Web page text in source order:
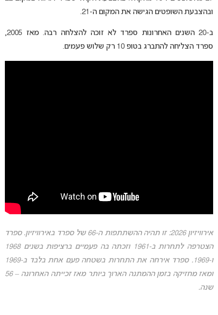
ובהצבעת השופטים הגישה את המקום ה-21.
ב-20 השנים האחרונות ספרד לא זוכה להצלחה רבה. מאז 2005,
ספרד הצליחה להתברג בטופ 10 רק שלוש פעמים.
אירוויזיון 2026: זו תהיה ההשתתפות ה-66 של ספרד באירוויזיון. ספרד
הצטרפה לתחרות ב-1961 וזכתה בה פעמיים ברציפות בשנים 1968
ו-1969. ספרד אירחה את התחרות בשטחה פעם אחת בלבד ב-1969
ומאז מחזיקה בזמן ההמתנה הארוך ביותר מאז זכייתה האחרונה – 56
שנה.